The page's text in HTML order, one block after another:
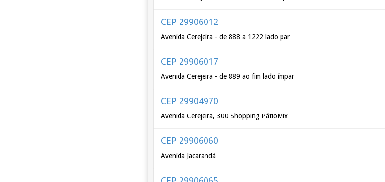
CEP 29906012
Avenida Cerejeira - de 888 a 1222 lado par
CEP 29906017
Avenida Cerejeira - de 889 ao fim lado ímpar
CEP 29904970
Avenida Cerejeira, 300 Shopping PátioMix
CEP 29906060
Avenida Jacarandá